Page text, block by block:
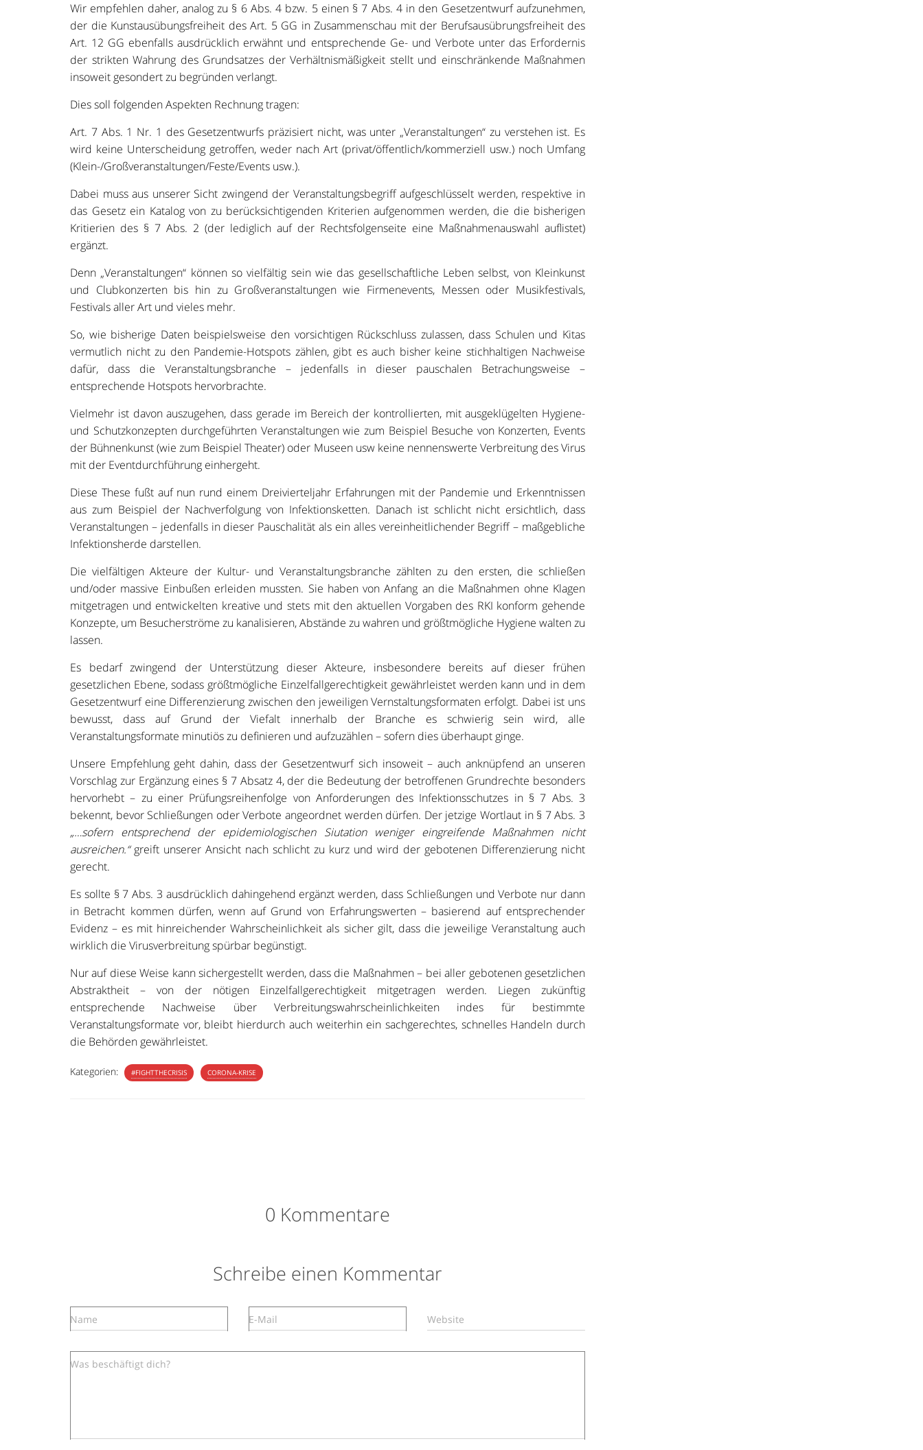
Wir empfehlen daher, analog zu § 6 Abs. 4 bzw. 5 einen § 7 Abs. 4 in den Gesetzentwurf aufzunehmen,
der die Kunstausübungsfreiheit des Art. 5 GG in Zusammenschau mit der Berufsausübrungsfreiheit des
Art. 12 GG ebenfalls ausdrücklich erwähnt und entsprechende Ge- und Verbote unter das Erfordernis
der strikten Wahrung des Grundsatzes der Verhältnismäßigkeit stellt und einschränkende Maßnahmen
insoweit gesondert zu begründen verlangt.
Dies soll folgenden Aspekten Rechnung tragen:
Art. 7 Abs. 1 Nr. 1 des Gesetzentwurfs präzisiert nicht, was unter „Veranstaltungen“ zu verstehen ist. Es
wird keine Unterscheidung getroffen, weder nach Art (privat/öffentlich/kommerziell usw.) noch Umfang
(Klein-/Großveranstaltungen/Feste/Events usw.).
Dabei muss aus unserer Sicht zwingend der Veranstaltungsbegriff aufgeschlüsselt werden, respektive in
das Gesetz ein Katalog von zu berücksichtigenden Kriterien aufgenommen werden, die die bisherigen
Kritierien des § 7 Abs. 2 (der lediglich auf der Rechtsfolgenseite eine Maßnahmenauswahl auflistet)
ergänzt.
Denn „Veranstaltungen“ können so vielfältig sein wie das gesellschaftliche Leben selbst, von Kleinkunst
und Clubkonzerten bis hin zu Großveranstaltungen wie Firmenevents, Messen oder Musikfestivals,
Festivals aller Art und vieles mehr.
So, wie bisherige Daten beispielsweise den vorsichtigen Rückschluss zulassen, dass Schulen und Kitas
vermutlich nicht zu den Pandemie-Hotspots zählen, gibt es auch bisher keine stichhaltigen Nachweise
dafür, dass die Veranstaltungsbranche – jedenfalls in dieser pauschalen Betrachungsweise –
entsprechende Hotspots hervorbrachte.
Vielmehr ist davon auszugehen, dass gerade im Bereich der kontrollierten, mit ausgeklügelten Hygiene-
und Schutzkonzepten durchgeführten Veranstaltungen wie zum Beispiel Besuche von Konzerten, Events
der Bühnenkunst (wie zum Beispiel Theater) oder Museen usw keine nennenswerte Verbreitung des Virus
mit der Eventdurchführung einhergeht.
Diese These fußt auf nun rund einem Dreivierteljahr Erfahrungen mit der Pandemie und Erkenntnissen
aus zum Beispiel der Nachverfolgung von Infektionsketten. Danach ist schlicht nicht ersichtlich, dass
Veranstaltungen – jedenfalls in dieser Pauschalität als ein alles vereinheitlichender Begriff – maßgebliche
Infektionsherde darstellen.
Die vielfältigen Akteure der Kultur- und Veranstaltungsbranche zählten zu den ersten, die schließen
und/oder massive Einbußen erleiden mussten. Sie haben von Anfang an die Maßnahmen ohne Klagen
mitgetragen und entwickelten kreative und stets mit den aktuellen Vorgaben des RKI konform gehende
Konzepte, um Besucherströme zu kanalisieren, Abstände zu wahren und größtmögliche Hygiene walten zu
lassen.
Es bedarf zwingend der Unterstützung dieser Akteure, insbesondere bereits auf dieser frühen
gesetzlichen Ebene, sodass größtmögliche Einzelfallgerechtigkeit gewährleistet werden kann und in dem
Gesetzentwurf eine Differenzierung zwischen den jeweiligen Vernstaltungsformaten erfolgt. Dabei ist uns
bewusst, dass auf Grund der Viefalt innerhalb der Branche es schwierig sein wird, alle
Veranstaltungsformate minutiös zu definieren und aufzuzählen – sofern dies überhaupt ginge.
Unsere Empfehlung geht dahin, dass der Gesetzentwurf sich insoweit – auch anknüpfend an unseren
Vorschlag zur Ergänzung eines § 7 Absatz 4, der die Bedeutung der betroffenen Grundrechte besonders
hervorhebt – zu einer Prüfungsreihenfolge von Anforderungen des Infektionsschutzes in § 7 Abs. 3
bekennt, bevor Schließungen oder Verbote angeordnet werden dürfen. Der jetzige Wortlaut in § 7 Abs. 3
„…sofern entsprechend der epidemiologischen Siutation weniger eingreifende Maßnahmen nicht
ausreichen.“greift unserer Ansicht nach schlicht zu kurz und wird der gebotenen Differenzierung nicht
gerecht.
Es sollte § 7 Abs. 3 ausdrücklich dahingehend ergänzt werden, dass Schließungen und Verbote nur dann
in Betracht kommen dürfen, wenn auf Grund von Erfahrungswerten – basierend auf entsprechender
Evidenz – es mit hinreichender Wahrscheinlichkeit als sicher gilt, dass die jeweilige Veranstaltung auch
wirklich die Virusverbreitung spürbar begünstigt.
Nur auf diese Weise kann sichergestellt werden, dass die Maßnahmen – bei aller gebotenen gesetzlichen
Abstraktheit – von der nötigen Einzelfallgerechtigkeit mitgetragen werden. Liegen zukünftig
entsprechende Nachweise über Verbreitungswahrscheinlichkeiten indes für bestimmte
Veranstaltungsformate vor, bleibt hierdurch auch weiterhin ein sachgerechtes, schnelles Handeln durch
die Behörden gewährleistet.
Kategorien: #FIGHTTHECRISIS CORONA-KRISE
0 Kommentare
Schreibe einen Kommentar
Name E-Mail Website
Was beschäftigt dich?